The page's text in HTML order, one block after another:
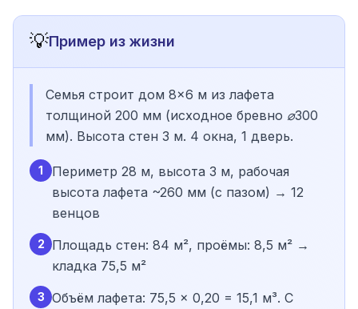
💡Пример из жизни
Семья строит дом 8×6 м из лафета
толщиной 200 мм (исходное бревно ⌀300
мм). Высота стен 3 м. 4 окна, 1 дверь.
1
Периметр 28 м, высота 3 м, рабочая
высота лафета ~260 мм (с пазом) → 12
венцов
2
Площадь стен: 84 м², проёмы: 8,5 м² →
кладка 75,5 м²
3 Объём лафета: 75,5 × 0,20 = 15,1 м³. С